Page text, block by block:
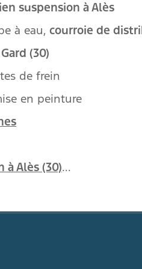
suspension à Alès
à eau, courroie de
(30)
de frein
en peinture
Alès (30)...